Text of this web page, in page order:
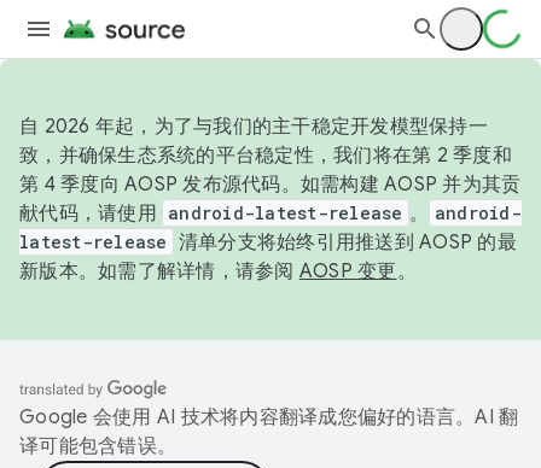
自 2026 年起，为了与我们的主干稳定开发模型保持一
致，并确保生态系统的平台稳定性，我们将在第 2 季度和
第 4 季度向 AOSP 发布源代码。如需构建 AOSP 并为其贡
献代码，请使用 android-latest-release 。
android-
latest-release 清单分支将始终引用推送到 AOSP 的最
新版本。如需了解详情，请参阅 AOSP 变更。
Google 会使用 AI 技术将内容翻译成您偏好的语言。AI 翻
译可能包含错误。